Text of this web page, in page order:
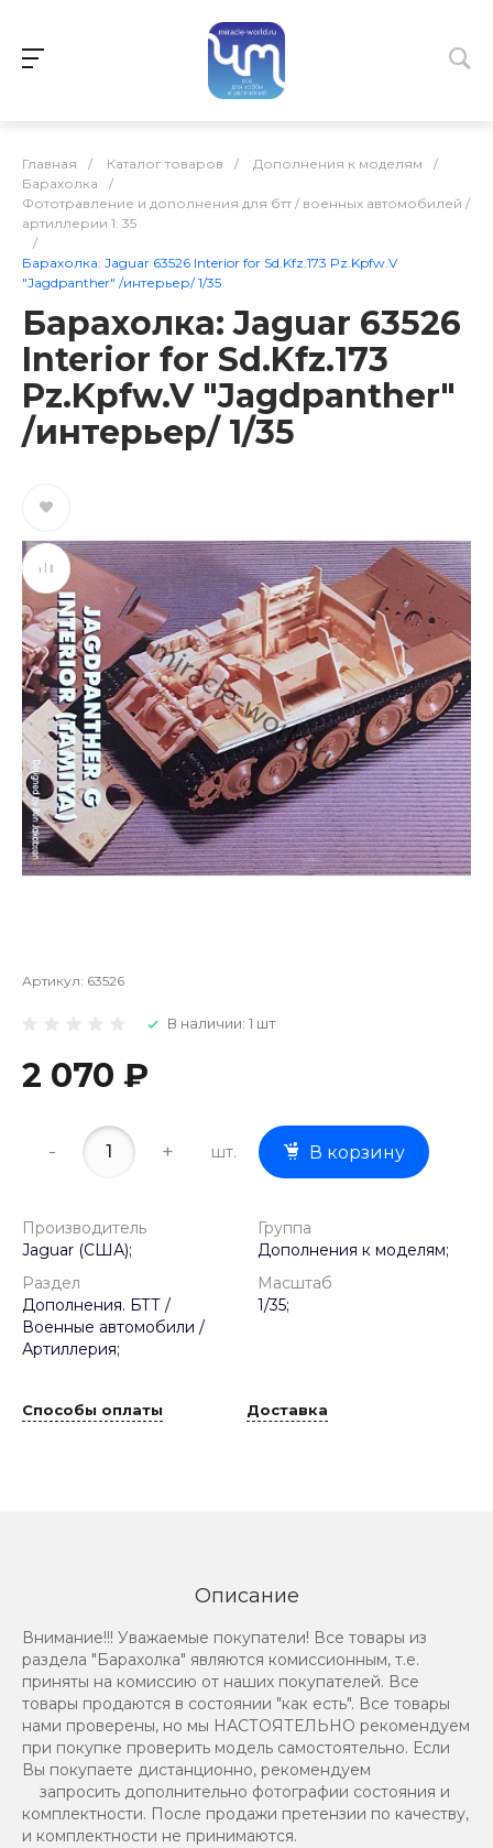
Главная / Каталог товаров / Дополнения к моделям
/
Барахолка
/
Фототравление и дополнения для бтт / военных автомобилей /
артиллерии 1: 35
/
Барахолка: Jaguar 63526 Interior for Sd.Kfz.173 Pz.Kpfw.V
"Jagdpanther" /интерьер/ 1/35
Барахолка: Jaguar 63526
Interior for Sd.Kfz.173
Pz.Kpfw.V "Jagdpanther"
/интерьер/ 1/35
Артикул: 63526
В наличии: 1 шт
2 070 ₽
- + шт. В корзину
Производитель
Jaguar (США);
Группа
Дополнения к моделям;
Раздел
Дополнения. БТТ /
Военные автомобили /
Артиллерия;
Масштаб
1/35;
Способы оплаты Доставка
Описание
Внимание!!! Уважаемые покупатели! Все товары из
раздела "Барахолка" являются комиссионным, т.е.
приняты на комиссию от наших покупателей. Все
товары продаются в состоянии "как есть". Все товары
нами проверены, но мы НАСТОЯТЕЛЬНО рекомендуем
при покупке проверить модель самостоятельно. Если
Вы покупаете дистанционно, рекомендуем
запросить дополнительно фотографии состояния и
комплектности. После продажи претензии по качеству,
и комплектности не принимаются.